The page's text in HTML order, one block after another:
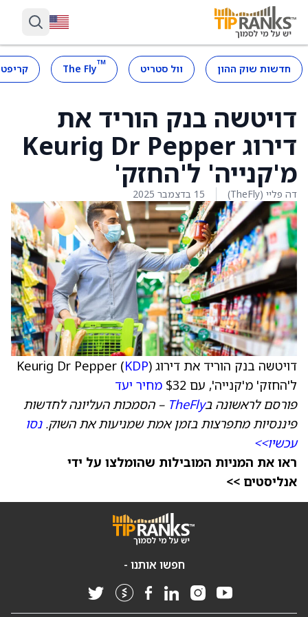
חדשות שוק ההון וול סטריט ™
The Fly
דויטשה בנק הוריד את
דירוג Keurig Dr Pepper
מ'קנייה' ל'החזק'
דה פליי (TheFly) 15 בדצמבר 2025
דויטשה בנק הוריד את דירוג Keurig Dr Pepper ( KDP)
ל'החזק' מ'קנייה', עם $32
מחיר יעד
פורסם לראשונה בTheFly – הסמכות העליונה לחדשות
פיננסיות מתפרצות בזמן אמת שמניעות את השוק.נסו
עכשיו>>
ראו את המניות המובילות שהומלצו על ידי
אנליסטים >>
חפשו אותנו -